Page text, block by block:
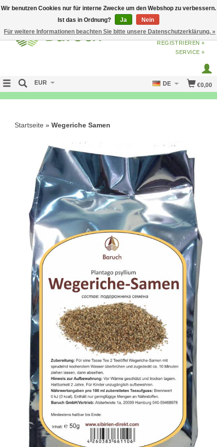
ANMELDENODERJETZT
REGISTRIEREN »
SERVICE »
€0,00
EUR DE
Startseite » Wegeriche Samen
Wir benutzen Cookies nur für interne Zwecke um den Webshop zu verbessern.
Ist das in Ordnung?
Ja
Nein
Für weitere Informationen beachten Sie bitte unsere Datenschutzerklärung. »